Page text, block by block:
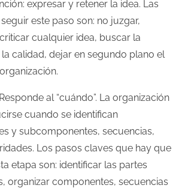
expresar y retener la idea. Las
este paso son: no juzgar,
cualquier idea, buscar la
calidad, dejar en segundo plano el
Responde al “cuándo”. La organización
cuando se identifican
y subcomponentes, secuencias,
Los pasos claves que hay que
etapa son: identificar las partes
organizar componentes, secuencias